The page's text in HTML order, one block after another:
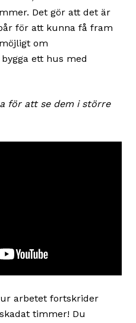
Det gör att det är
för att kunna få fram
om
ett hus med
för att se dem i större
arbetet fortskrider
timmer! Du